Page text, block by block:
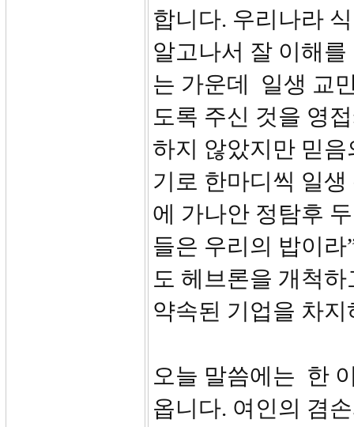
합니다. 우리나라
알고나서 잘 이해
는 가운데 일생 교
도록 주신 것을 영
하지 않았지만 믿
기로 한마디씩 일
에 가나안 정탐후
들은 우리의 밥이
도 헤브론을 개척
약속된 기업을 차
오늘 말씀에는 한
옵니다. 여인의 겸